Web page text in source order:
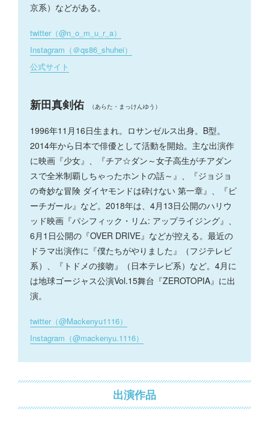
京系）などがある。
twitter（@n_o_m_u_r_a）
Instagram（＠qs86_shuhei）
公式サイト
新田真剣佑 （あらた・まっけんゆう）
1996年11月16日生まれ。ロサンゼルス出身。B型。
2014年から日本で俳優として活動を開始。主な出演作
に映画『少女』、『チア☆ダン～女子高生がチアダン
スで全米制覇しちゃったホントの話～』、『ジョジョ
の奇妙な冒険 ダイヤモンドは砕けない 第一章』、『ピ
ーチガール』など。2018年は、4月13日公開のハリウ
ッド映画『パシフィック・リム: アップライジング』、
6月1日公開の『OVER DRIVE』などが控える。最近の
ドラマ出演作に『僕たちがやりました』（フジテレビ
系）、『トドメの接吻』（日本テレビ系）など。4月に
は地球ゴージャス公演Vol.15舞台『ZEROTOPIA』に出
演。
twitter（@Mackenyu1116）
Instagram（@mackenyu.1116）
出演作品